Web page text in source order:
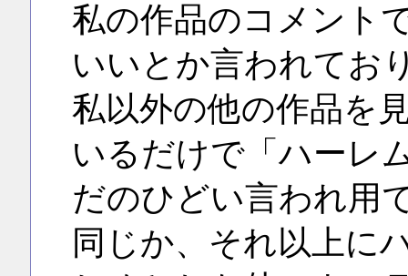
私の作品のコメント
いいとか言われてお
私以外の他の作品を
いるだけで「ハーレ
だのひどい言われ用
同じか、それ以上に